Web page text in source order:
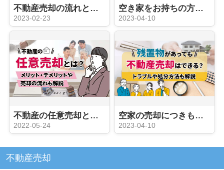
不動産売却の流れとは？ 媒介契約から売却活動、そして成約まで。じっくり解説します！
2023-02-23
空き家をお持ちの方が一番最初に見るべき記事。空き家売却の賢い方法とは？諸経費なども詳しくをご紹介！
2023-04-10
不動産の任意売却とは？メリット・デメリットや売却の流れも解説
2022-05-24
空家の売却につきものの残置物について解説！ 費用や方法など解説！
2023-04-10
不動産売却